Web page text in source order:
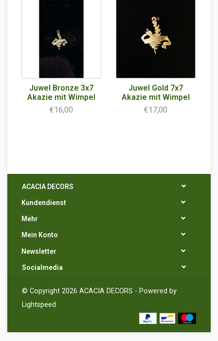
Juwel Bronze 3x7
Akazie mit Wimpel
€16,00
Juwel Gold 7x7
Akazie mit Wimpel
€17,00
ACACIA DECORS
Kundendienst
Mehr
Mein Konto
Newsletter
Socialmedia
© Copyright 2026 ACACIA DECORS - Powered by
Lightspeed